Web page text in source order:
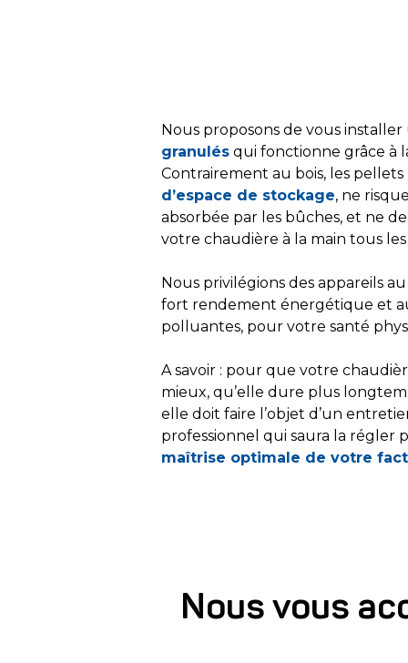
Nous proposons de vous
granulés qui fonctionne grâce à
Contrairement au bois, les
d’espace de stockage, ne
absorbée par les bûches, et ne
votre chaudière à la main tous
Nous privilégions des appareils
fort rendement énergétique et
polluantes, pour votre santé
A savoir : pour que votre
mieux, qu’elle dure plus
elle doit faire l’objet d’un
professionnel qui saura la régler
maîtrise optimale de votre
Nous vous